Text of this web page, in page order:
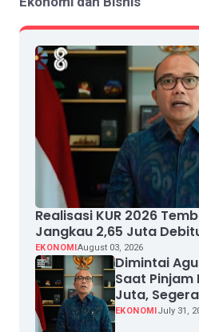
Realisasi KUR 2026
Jangkau 2,65 Juta
EKONOMIAugust 03, 2026
Dimintai
Saat Pinjam
Juta,
EKONOMIJuly 31,